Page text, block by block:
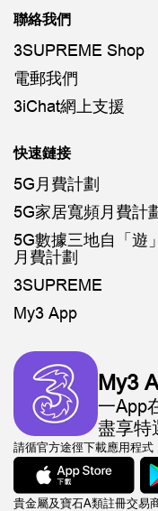
聯絡我們
3SUPREME Shop
電郵我們
3iChat網上支援
快速鏈接
5G月費計劃
5G家居寬頻月費計
5G數據三地自「遊
月費計劃
3SUPREME
My3 App
My3
一App
盡享特
請循官方途徑下載應用程式
貴金屬及寶石A類註冊交易